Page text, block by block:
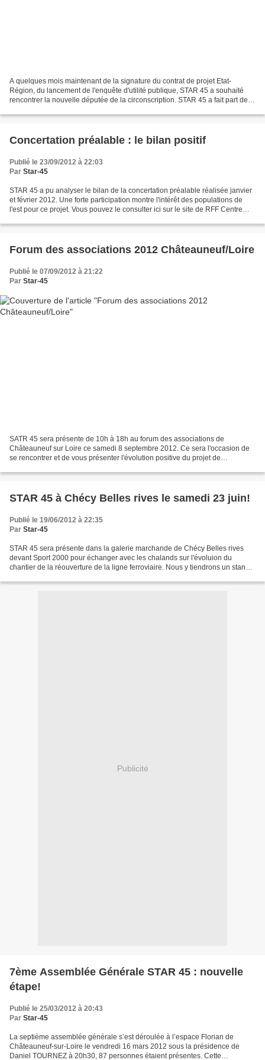
A quelques mois maintenant de la signature du contrat de projet Etat-
Région, du lancement de l'enquête d'utilité publique, STAR 45 a souhaité
rencontrer la nouvelle députée de la circonscription. STAR 45 a fait part de
Concertation préalable : le bilan positif
Publié le 23/09/2012 à 22:03
Par Star-45
STAR 45 a pu analyser le bilan de la concertation préalable réalisée janvier
et février 2012. Une forte participation montre l'intérêt des populations de
l'est pour ce projet. Vous pouvez le consulter ici sur le site de RFF Centre
Forum des associations 2012 Châteauneuf/Loire
Publié le 07/09/2012 à 21:22
Par Star-45
SATR 45 sera présente de 10h à 18h au forum des associations de
Châteauneuf sur Loire ce samedi 8 septembre 2012. Ce sera l'occasion de
se rencontrer et de vous présenter l'évolution positive du projet de
STAR 45 à Chécy Belles rives le samedi 23 juin!
Publié le 19/06/2012 à 22:35
Par Star-45
STAR 45 sera présente dans la galerie marchande de Chécy Belles rives
devant Sport 2000 pour échanger avec les chalands sur l'évoluion du
chantier de la réouverture de la ligne ferroviaire. Nous y tiendrons un stand
Publicité
7ème Assemblée Générale STAR 45 : nouvelle
étape!
Publié le 25/03/2012 à 20:43
Par Star-45
La septième assemblée générale s’est déroulée à l’espace Florian de
Châteauneuf-sur-Loire le vendredi 16 mars 2012 sous la présidence de
Daniel TOURNEZ à 20h30, 87 personnes étaient présentes. Cette